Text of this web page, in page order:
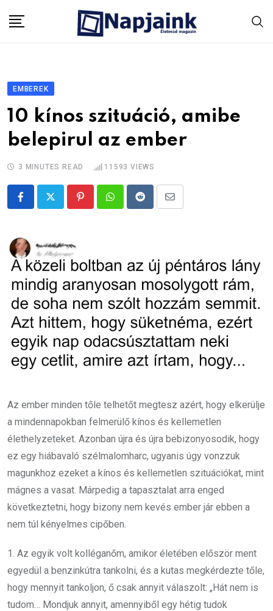
EMBEREK
10 kínos szituáció, amibe
belepirul az ember
3 MINUTES READ 11593 VIEWS
PinterestWhatsappRedditShare
Az ember minden tőle telhetőt megtesz azért, hogy elkerülje
a mindennapokban felmerülő kínos és kellemetlen
élethelyzeteket. Azonban újra és újra bebizonyosodik, hogy
ez egy hiábavaló szélmalomharc, ugyanis úgy vonzzuk
magunkhoz ezeket a kínos és kellemetlen szituációkat, mint
mágnes a vasat. Márpedig a tapasztalat arra enged
következtetni, hogy bizony nem kevés ember jár ebben a
nem túl kényelmes cipőben.
1. Az egyik volt kolléganőm, amikor életében először ment
egyedül a benzinkútra tankolni, és a kutas megkérdezte tőle,
hogy mennyit tankoljon, ő csak annyit válaszolt: „Hát nem is
tudom… Mondjuk annyit, amennyiből egy hétig tudok